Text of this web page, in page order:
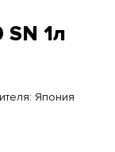
1л
Япония